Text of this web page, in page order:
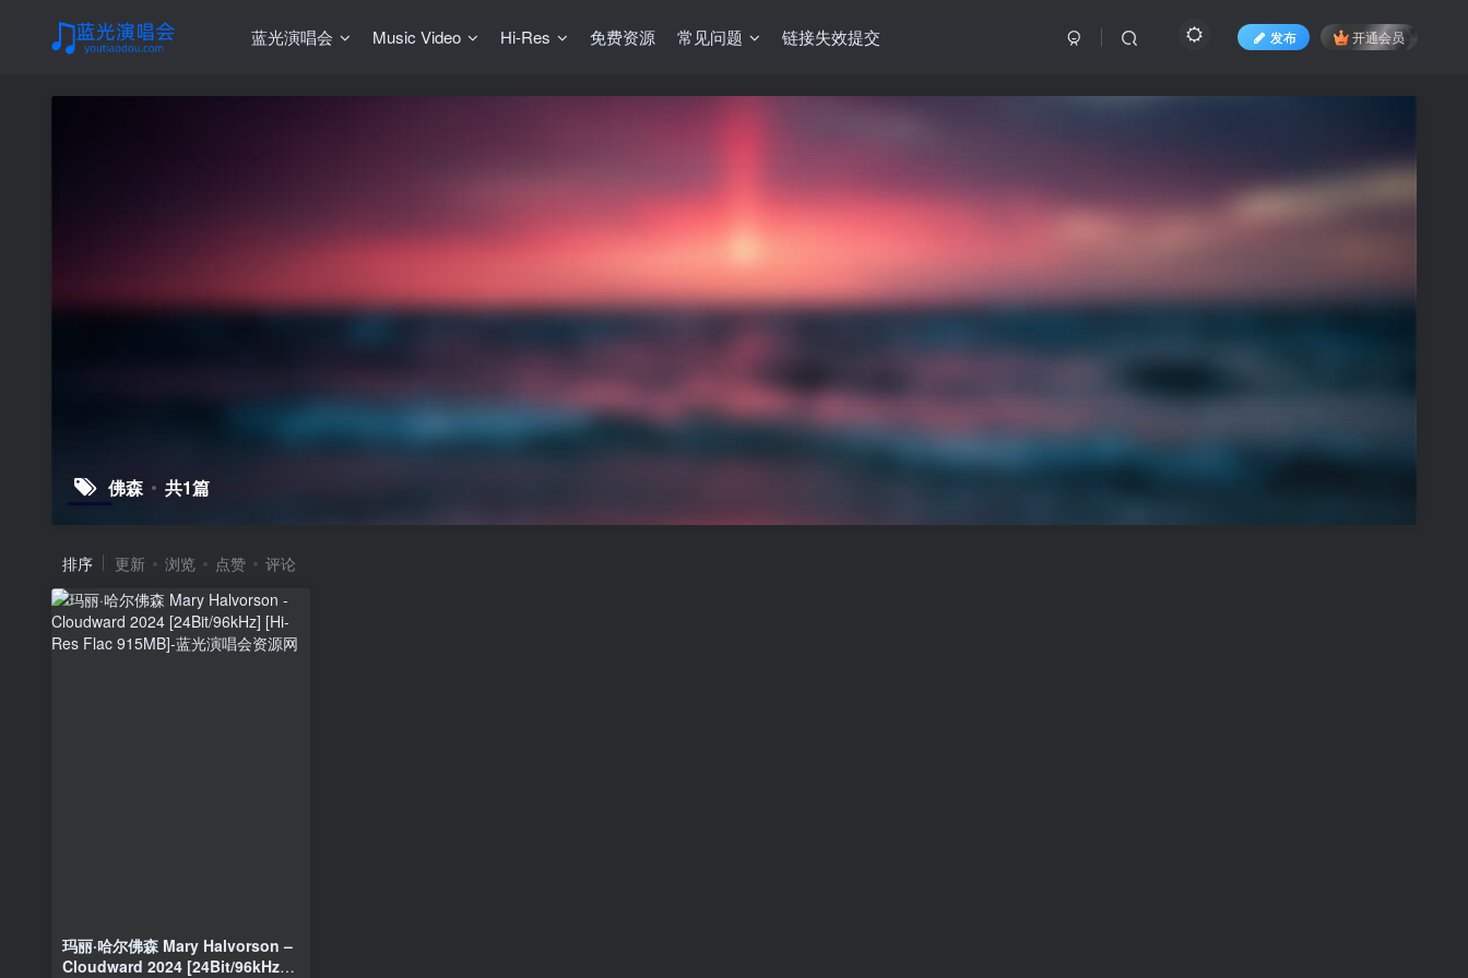
蓝光演唱会 Music Video Hi-Res 免费资源 常见问题 链接失效提交 发布 开通会员
佛森 共1篇
排序 更新 浏览 点赞 评论
玛丽·哈尔佛森 Mary Halvorson –
Cloudward 2024 [24Bit/96kHz]